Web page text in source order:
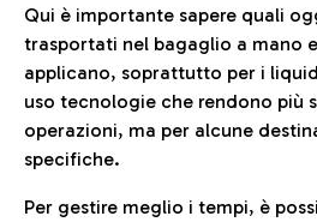
Qui è importante sapere quali
trasportati nel bagaglio a mano
applicano, soprattutto per i
uso tecnologie che rendono più
operazioni, ma per alcune
specifiche.
Per gestire meglio i tempi, è